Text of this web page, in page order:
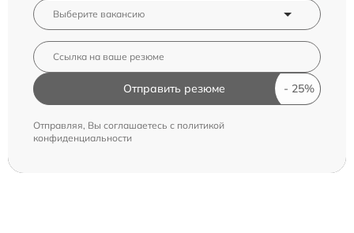
Отправить резюме
Отправляя, Вы соглашаетесь с политикой
конфиденциальности